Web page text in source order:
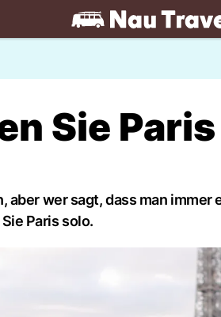
travel.NAU.ch
Sie
aber wer sagt, dass man
Paris solo.